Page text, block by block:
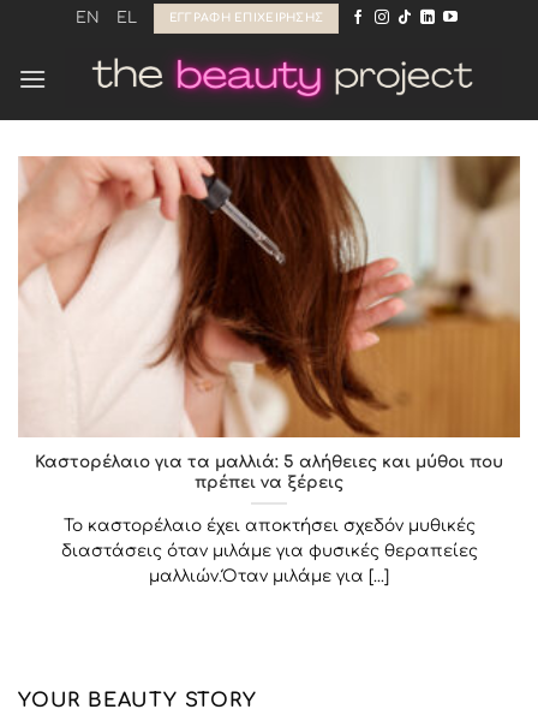
Μετάβαση
περιεχόμενο
EN EL ΕΓΓΡΑΦΉ ΕΠΙΧΕΊΡΗΣΗΣ
Καστορέλαιο για τα μαλλιά: 5 αλήθειες και μύθοι που
πρέπει να ξέρεις
Το καστορέλαιο έχει αποκτήσει σχεδόν μυθικές
διαστάσεις όταν μιλάμε για φυσικές θεραπείες
μαλλιών.Όταν μιλάμε για [...]
YOUR BEAUTY STORY